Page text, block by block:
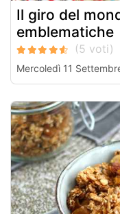
Il giro del
emblematiche
Mercoledì 11